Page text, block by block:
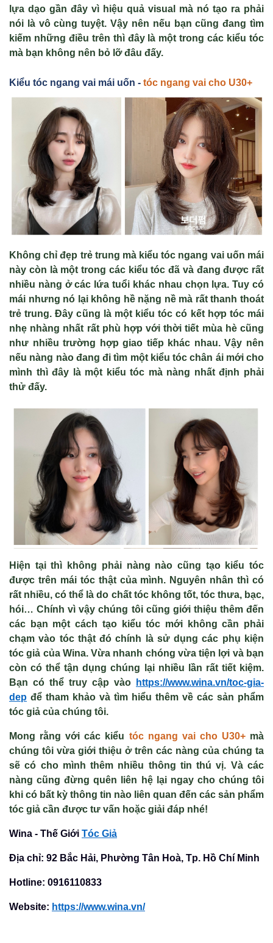
lựa dạo gần đây vì hiệu quả visual mà nó tạo ra phải
nói là vô cùng tuyệt. Vậy nên nếu bạn cũng đang tìm
kiếm những điều trên thì đây là một trong các kiểu tóc
mà bạn không nên bỏ lỡ đâu đấy.
Kiểu tóc ngang vai mái uốn - tóc ngang vai cho U30+
Không chỉ đẹp trẻ trung mà kiểu tóc ngang vai uốn mái
này còn là một trong các kiểu tóc đã và đang được rất
nhiều nàng ở các lứa tuổi khác nhau chọn lựa. Tuy có
mái nhưng nó lại không hề nặng nề mà rất thanh thoát
trẻ trung. Đây cũng là một kiểu tóc có kết hợp tóc mái
nhẹ nhàng nhất rất phù hợp với thời tiết mùa hè cũng
như nhiều trường hợp giao tiếp khác nhau. Vậy nên
nếu nàng nào đang đi tìm một kiểu tóc chân ái mới cho
mình thì đây là một kiểu tóc mà nàng nhất định phải
thử đấy.
Hiện tại thì không phải nàng nào cũng tạo kiểu tóc
được trên mái tóc thật của mình. Nguyên nhân thì có
rất nhiều, có thể là do chất tóc không tốt, tóc thưa, bạc,
hói… Chính vì vậy chúng tôi cũng giới thiệu thêm đến
các bạn một cách tạo kiểu tóc mới không cần phải
chạm vào tóc thật đó chính là sử dụng các phụ kiện
tóc giả của Wina. Vừa nhanh chóng vừa tiện lợi và bạn
còn có thể tận dụng chúng lại nhiều lần rất tiết kiệm.
Bạn có thể truy cập vào
https://www.wina.vn/toc-gia-
dep để tham khảo và tìm hiểu thêm về các sản phẩm
tóc giả của chúng tôi.
Mong rằng với các kiểu tóc ngang vai cho U30+ mà
chúng tôi vừa giới thiệu ở trên các nàng của chúng ta
sẽ có cho mình thêm nhiều thông tin thú vị. Và các
nàng cũng đừng quên liên hệ lại ngay cho chúng tôi
khi có bất kỳ thông tin nào liên quan đến các sản phẩm
tóc giả cần được tư vấn hoặc giải đáp nhé!
Wina - Thế Giới Tóc Giả
Địa chỉ: 92 Bắc Hải, Phường Tân Hoà, Tp. Hồ Chí Minh
Hotline: 0916110833
Website: https://www.wina.vn/